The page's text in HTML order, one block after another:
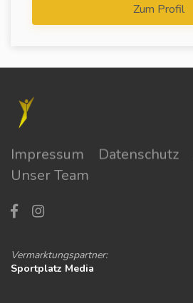
Zum Profil
Impressum Datenschutz
Unser Team
Vermarktungspartner:
Sportplatz Media